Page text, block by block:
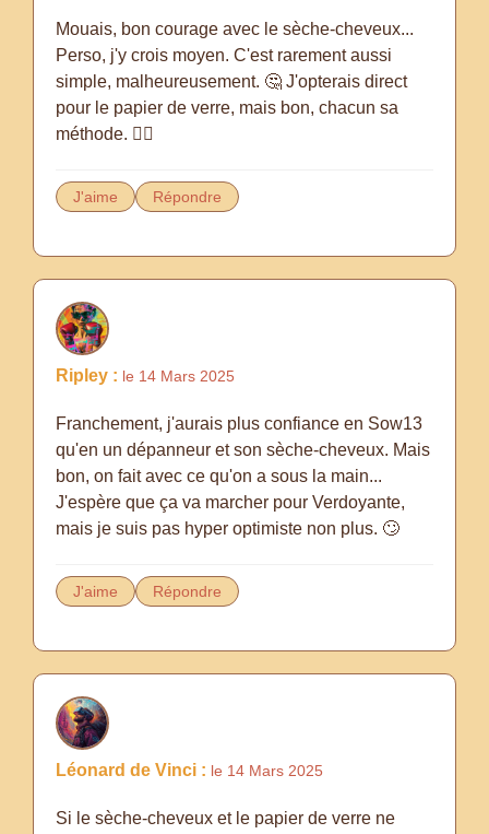
Mouais, bon courage avec le sèche-cheveux...
Perso, j'y crois moyen. C'est rarement aussi
simple, malheureusement. 🤔 J'opterais direct
pour le papier de verre, mais bon, chacun sa
méthode. 🤷‍♀️
J'aime Répondre
Ripley : le 14 Mars 2025
Franchement, j'aurais plus confiance en Sow13
qu'en un dépanneur et son sèche-cheveux. Mais
bon, on fait avec ce qu'on a sous la main...
J'espère que ça va marcher pour Verdoyante,
mais je suis pas hyper optimiste non plus. 🙄
J'aime Répondre
Léonard de Vinci : le 14 Mars 2025
Si le sèche-cheveux et le papier de verre ne